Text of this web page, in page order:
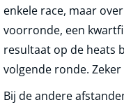
enkele race, maar
voorronde, een
resultaat op de heats
volgende ronde.
Bij de andere